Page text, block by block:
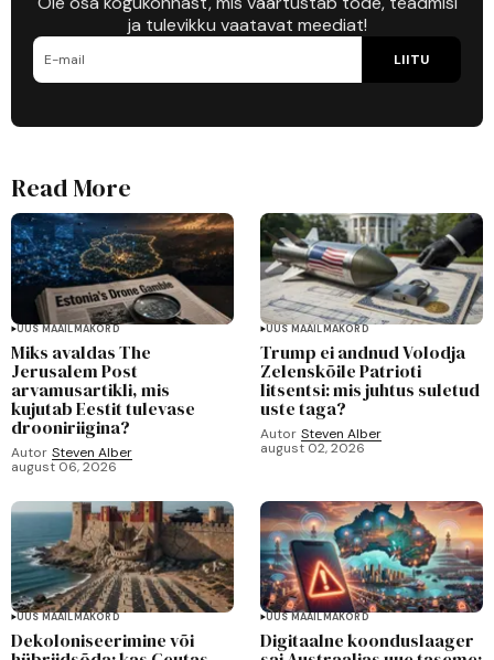
ja tulevikku vaatavat meediat!
LIITU
Read More
UUS MAAILMAKORD
Miks avaldas The
Jerusalem Post
arvamusartikli, mis
kujutab Eestit tulevase
drooniriigina?
Autor Steven Alber
august 06, 2026
UUS MAAILMAKORD
Trump ei andnud Volodja
Zelenskõile Patrioti
litsentsi: mis juhtus suletud
uste taga?
Autor Steven Alber
august 02, 2026
UUS MAAILMAKORD
Dekoloniseerimine või
UUS MAAILMAKORD
Digitaalne koonduslaager